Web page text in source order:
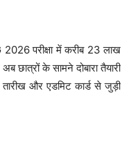
परीक्षा में करीब 23 लाख
अब छात्रों के सामने दोबारा तैयारी
तारीख और एडमिट कार्ड से जुड़ी